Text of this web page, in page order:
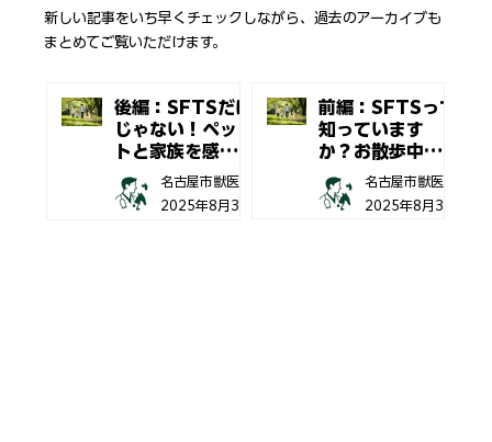
新しい記事をいち早くチェックしながら、過去のアーカイブも
まとめてご覧いただけます。​
後編：SFTSだけ
じゃない！ペッ
トと家族を感染
症から守る「行
動習慣」とは？
2025年8月31日
前編：SFTSって
知っています
か？お散歩中に
忍び寄るマダニ
の脅威
2025年8月30日